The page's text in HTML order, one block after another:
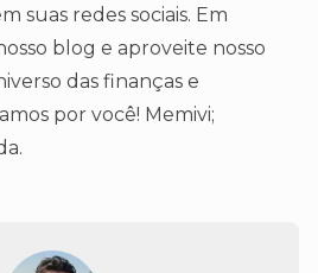
suas redes sociais. Em
blog e aproveite nosso
das finanças e
por você! Memivi;